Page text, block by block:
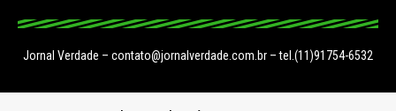
Jornal Verdade – contato@jornalverdade.com.br – tel.(11)91754-6532